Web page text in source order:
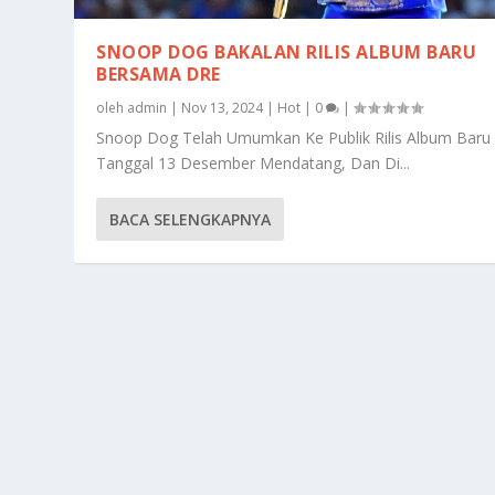
SNOOP DOG BAKALAN RILIS ALBUM BARU
BERSAMA DRE
oleh admin | Nov 13, 2024| Hot | 0 |
Snoop Dog Telah Umumkan Ke Publik Rilis Album Baru
Tanggal 13 Desember Mendatang, Dan Di...
BACA SELENGKAPNYA